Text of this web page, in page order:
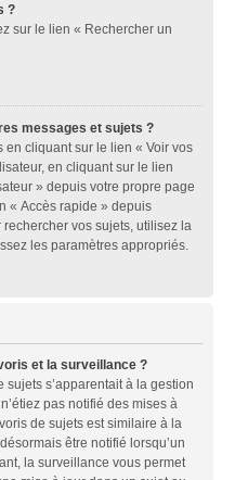
?
sur le lien « Rechercher un
messages et sujets ?
en cliquant sur le lien « Voir vos
en cliquant sur le lien
» depuis votre propre page
« Accès rapide » depuis
vos sujets, utilisez la
les paramètres appropriés.
et la surveillance ?
s’apparentait à la gestion
pas notifié des mises à
de sujets est similaire à la
être notifié lorsqu’un
la surveillance vous permet